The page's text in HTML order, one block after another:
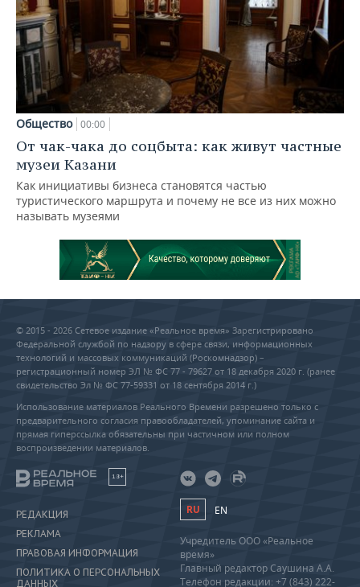
Общество 00:00
От чак-чака до соцбыта: как живут частные
музеи Казани
Как инициативы бизнеса становятся частью
туристического маршрута и почему не все из них можно
называть музеями
© 2015 - 2026 Сетевое издание «Реальное время» Зарегистрировано
Федеральной службой по надзору в сфере связи, информационных
технологий и массовых коммуникаций (Роскомнадзор) –
регистрационный номер ЭЛ № ФС 77 - 79627 от 18 декабря 2020 г. (ранее
свидетельство Эл № ФС 77-59331 от 18 сентября 2014 г.)
Использование материалов Реального Времени разрешено только с
предварительного согласия правообладателей, упоминание сайта и
прямая гиперссылка обязательны при частичном или полном
воспроизведении материалов.
18+
РЕДАКЦИЯ
РЕКЛАМА
ПРАВОВАЯ ИНФОРМАЦИЯ
ПОЛИТИКА О ПЕРСОНАЛЬНЫХ
ДАННЫХ
RU EN
Учредитель ООО «Реальное
время»
Главный редактор Саушина А.А.
Телефон редакции: +7 (843) 222-